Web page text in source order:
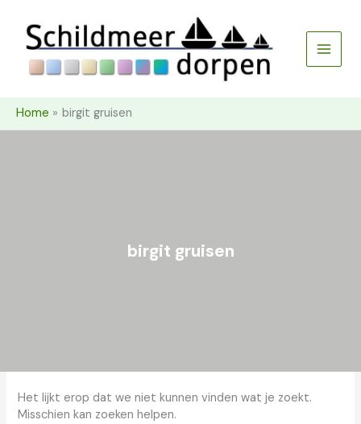
inhoud
Home birgit gruisen
birgit gruisen
Het lijkt erop dat we niet kunnen vinden wat je zoekt.
Misschien kan zoeken helpen.